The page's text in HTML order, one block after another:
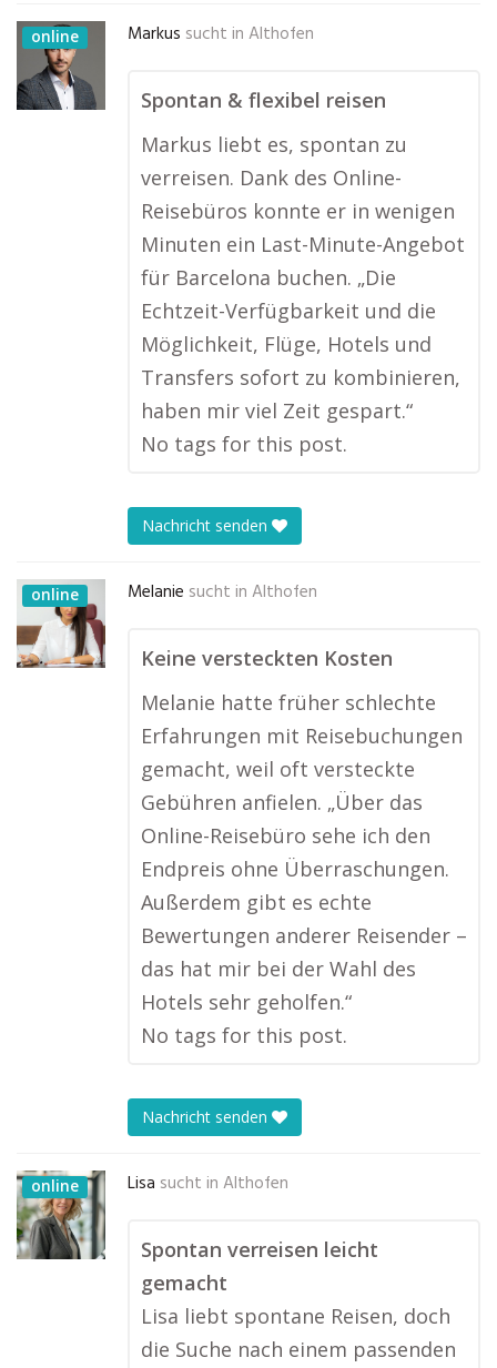
online Markus sucht in Althofen
Spontan & flexibel reisen
Markus liebt es, spontan zu
verreisen. Dank des Online-
Reisebüros konnte er in wenigen
Minuten ein Last-Minute-Angebot
für Barcelona buchen. „Die
Echtzeit-Verfügbarkeit und die
Möglichkeit, Flüge, Hotels und
Transfers sofort zu kombinieren,
haben mir viel Zeit gespart.“
No tags for this post.
Nachricht senden
online Melanie sucht in Althofen
Keine versteckten Kosten
Melanie hatte früher schlechte
Erfahrungen mit Reisebuchungen
gemacht, weil oft versteckte
Gebühren anfielen. „Über das
Online-Reisebüro sehe ich den
Endpreis ohne Überraschungen.
Außerdem gibt es echte
Bewertungen anderer Reisender –
das hat mir bei der Wahl des
Hotels sehr geholfen.“
No tags for this post.
Nachricht senden
online Lisa sucht in Althofen
Spontan verreisen leicht
gemacht
Lisa liebt spontane Reisen, doch
die Suche nach einem passenden